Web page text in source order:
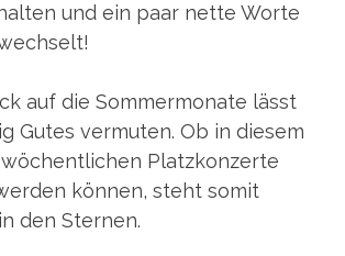
und ein paar nette Worte
auf die Sommermonate lässt
Gutes vermuten. Ob in diesem
Platzkonzerte
können, steht somit
den Sternen.